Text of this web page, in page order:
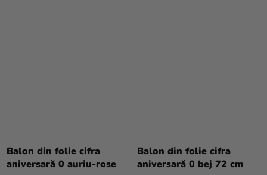
Balon din folie cifra
aniversară 0 auriu-rose
Balon din folie cifra
aniversară 0 bej 72 cm